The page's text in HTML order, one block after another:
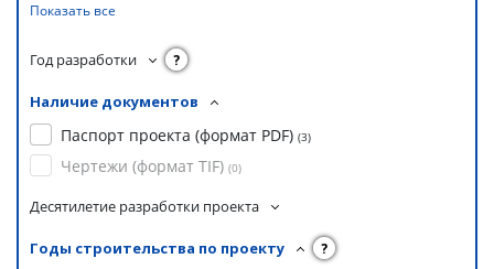
Показать все
Год разработки ?
Наличие документов
Паспорт проекта (формат PDF) (3)
Чертежи (формат TIF) (0)
Десятилетие разработки проекта
Годы строительства по проекту ?